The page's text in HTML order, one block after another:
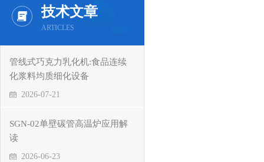
技术文章
ARTICLES
管线式巧克力乳化机:食品连续
化浆料均质细化设备
2026-07-21
SGN-02单壁碳管高温炉应用解
读
2026-06-23